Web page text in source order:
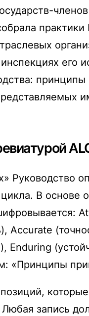
практики
его
Руководство
В основе
Accurate
Enduring
«Принципы
Любая запись